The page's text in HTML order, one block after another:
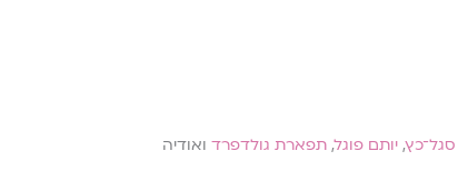
,יותם פוגל,תפארת גולדפרד ואודיה